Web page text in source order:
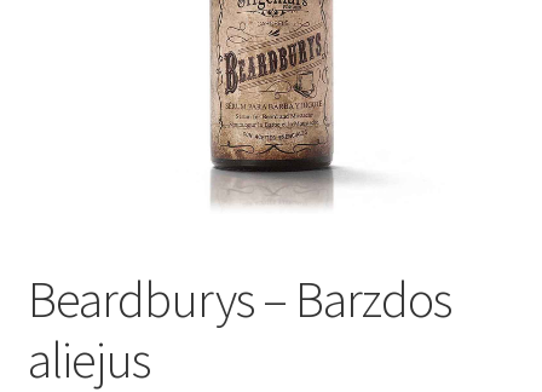
Beardburys – Barzdos
aliejus